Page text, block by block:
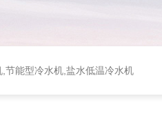
节能型冷水机,盐水低温冷水机